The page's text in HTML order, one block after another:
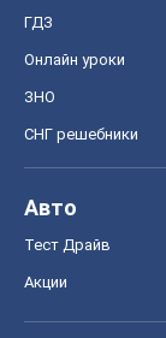
ГДЗ
Онлайн уроки
ЗНО
СНГ решебники
Авто
Тест Драйв
Акции